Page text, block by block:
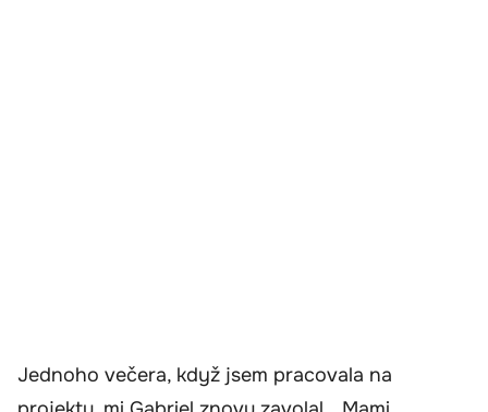
Jednoho večera, když jsem pracovala na